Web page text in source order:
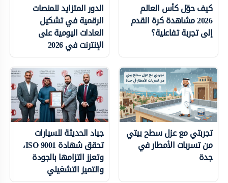
كيف حوّل كأس العالم
2026 مشاهدة كرة القدم
إلى تجربة تفاعلية؟
الدور المتزايد للمنصات
الرقمية في تشكيل
العادات اليومية على
الإنترنت في 2026
تجربتي مع عزل سطح بيتي
من تسربات الأمطار في
جدة
جياد الحديثة للسيارات
تحقق شهادة ISO 9001،
وتعزز التزامها بالجودة
والتميز التشغيلي